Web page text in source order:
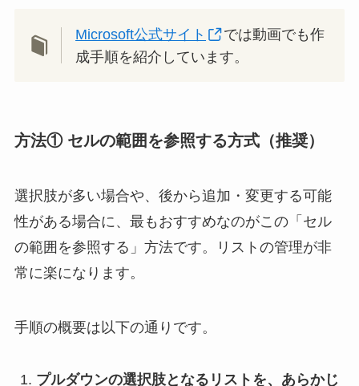
Microsoft公式サイト
では動画でも作
成手順を紹介しています。
方法① セルの範囲を参照する方式（推奨）
選択肢が多い場合や、後から追加・変更する可能
性がある場合に、最もおすすめなのがこの「セル
の範囲を参照する」方法です。リストの管理が非
常に楽になります。
手順の概要は以下の通りです。
プルダウンの選択肢となるリストを、あらかじ